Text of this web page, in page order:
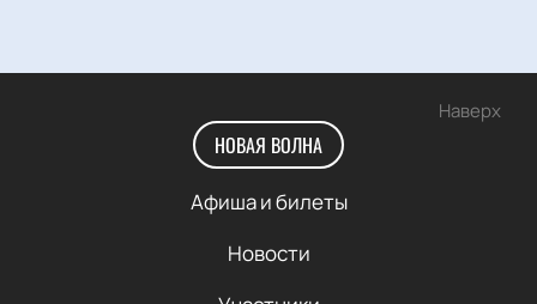
Наверх
НОВАЯ ВОЛНА
Афиша и билеты
Новости